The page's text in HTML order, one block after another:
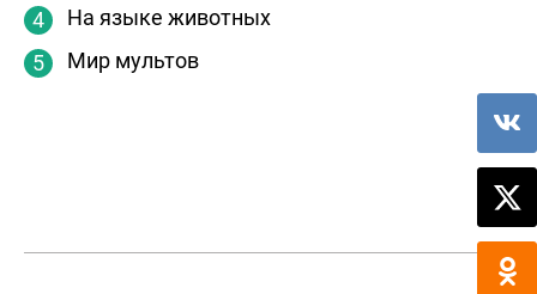
На языке животных
Мир мультов